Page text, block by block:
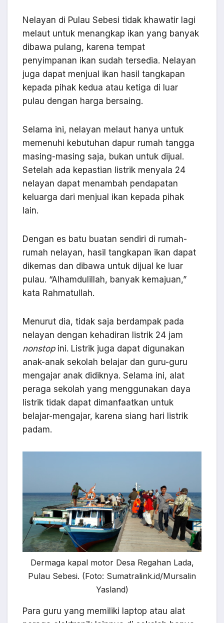
Nelayan di Pulau Sebesi tidak khawatir lagi
melaut untuk menangkap ikan yang banyak
dibawa pulang, karena tempat
penyimpanan ikan sudah tersedia. Nelayan
juga dapat menjual ikan hasil tangkapan
kepada pihak kedua atau ketiga di luar
pulau dengan harga bersaing.
Selama ini, nelayan melaut hanya untuk
memenuhi kebutuhan dapur rumah tangga
masing-masing saja, bukan untuk dijual.
Setelah ada kepastian listrik menyala 24
nelayan dapat menambah pendapatan
keluarga dari menjual ikan kepada pihak
lain.
Dengan es batu buatan sendiri di rumah-
rumah nelayan, hasil tangkapan ikan dapat
dikemas dan dibawa untuk dijual ke luar
pulau. “Alhamdulillah, banyak kemajuan,”
kata Rahmatullah.
Menurut dia, tidak saja berdampak pada
nelayan dengan kehadiran listrik 24 jam
nonstopini. Listrik juga dapat digunakan
anak-anak sekolah belajar dan guru-guru
mengajar anak didiknya. Selama ini, alat
peraga sekolah yang menggunakan daya
listrik tidak dapat dimanfaatkan untuk
belajar-mengajar, karena siang hari listrik
padam.
Dermaga kapal motor Desa Regahan Lada,
Pulau Sebesi. (Foto: Sumatralink.id/Mursalin
Yasland)
Para guru yang memiliki laptop atau alat